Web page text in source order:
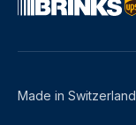
Made in Switzerland